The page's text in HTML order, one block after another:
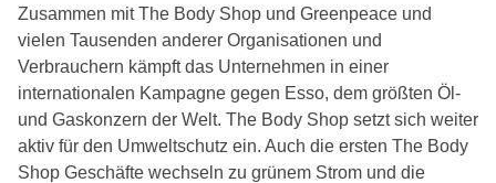
Zusammen mit The Body Shop und Greenpeace und
vielen Tausenden anderer Organisationen und
Verbrauchern kämpft das Unternehmen in einer
internationalen Kampagne gegen Esso, dem größten Öl-
und Gaskonzern der Welt. The Body Shop setzt sich weiter
aktiv für den Umweltschutz ein. Auch die ersten The Body
Shop Geschäfte wechseln zu grünem Strom und die